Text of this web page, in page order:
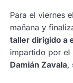
Para el viernes
mañana y
taller dirigido a
impartido por el
Damián Zavala,